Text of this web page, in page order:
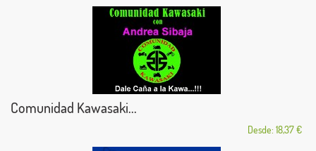
Comunidad Kawasaki...
Desde: 18,37 €